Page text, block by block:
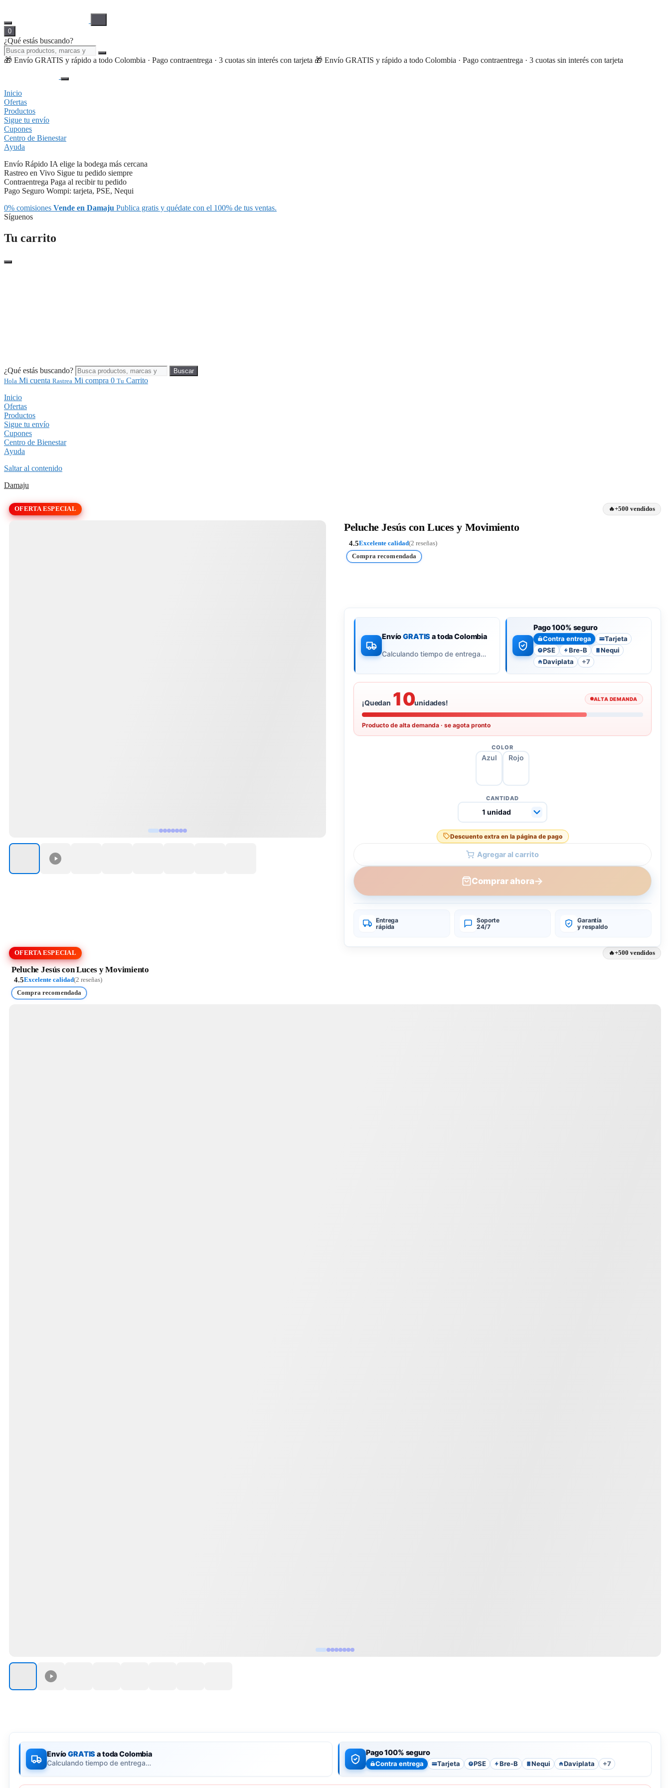
0
¿Qué estás buscando?
🎁 Envío GRATIS y rápido a todo Colombia · Pago contraentrega · 3 cuotas sin interés con tarjeta 🎁 Envío GRATIS y rápido a todo Colombia · Pago contraentrega · 3 cuotas sin interés con tarjeta
Inicio
Ofertas
Productos
Sigue tu envío
Cupones
Centro de Bienestar
Ayuda
Envío Rápido IA elige la bodega más cercana
Rastreo en Vivo Sigue tu pedido siempre
Contraentrega Paga al recibir tu pedido
Pago Seguro Wompi: tarjeta, PSE, Nequi
0% comisiones Vende en Damaju Publica gratis y quédate con el 100% de tus ventas.
Síguenos
Tu carrito
¿Qué estás buscando?
Buscar
Hola Mi cuenta Rastrea Mi compra 0 Tu Carrito
Inicio
Ofertas
Productos
Sigue tu envío
Cupones
Centro de Bienestar
Ayuda
Saltar al contenido
Damaju
OFERTA ESPECIAL +500 vendidos
Peluche Jesús con Luces y Movimiento
4.5Excelente calidad(2 reseñas)
Compra recomendada
EnvíoGRATISa toda Colombia
Calculando tiempo de entrega…
Pago 100% seguro
Contra entrega Tarjeta
P PSE Bre-B
Nequi
Daviplata
+7
¡Quedan 10unidades! ALTA DEMANDA
Producto de alta demanda · se agota pronto
COLOR
Azul Rojo
CANTIDAD
Descuento extra en la página de pago
Agregar al carrito
Comprar ahora→
Entrega
rápida
Soporte
24/7
Garantía
y respaldo
OFERTA ESPECIAL +500 vendidos
Peluche Jesús con Luces y Movimiento
4.5Excelente calidad(2 reseñas)
Compra recomendada
EnvíoGRATISa toda Colombia
Calculando tiempo de entrega…
Pago 100% seguro
Contra entrega Tarjeta P PSE Bre-B Nequi Daviplata +7